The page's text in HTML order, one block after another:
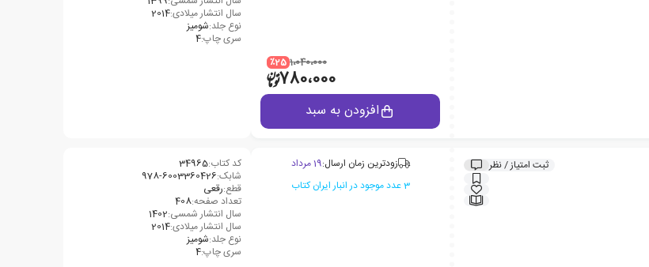
1،040،000 ٪25
780،000
افزودن به سبد
سال انتشار میلادی:2014
نوع جلد:شومیز
سری چاپ:4
ثبت امتیاز / نظر زودترین زمان ارسال:19 مرداد
3 عدد موجود در انبار ایران کتاب
کد کتاب:34965
شابک:978-6003360426
قطع:رقعی
تعداد صفحه:408
سال انتشار شمسی:1402
سال انتشار میلادی:2014
نوع جلد:شومیز
سری چاپ:4